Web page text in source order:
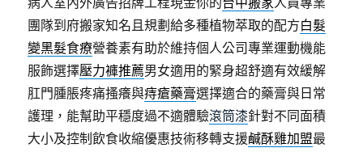
團隊到府搬家知名且規劃給多種植物萃取的配方白髮
變黑髮食療營養素有助於維持個人公司專業運動機能
服飾選擇壓力褲推薦男女適用的緊身超舒適有效緩解
肛門腫脹疼痛搔癢與痔瘡藥膏選擇適合的藥膏與日常
護理，能幫助平穩度過不適體驗滾筒漆針對不同面積
大小及控制飲食收縮優惠技術移轉支援鹹酥雞加盟最